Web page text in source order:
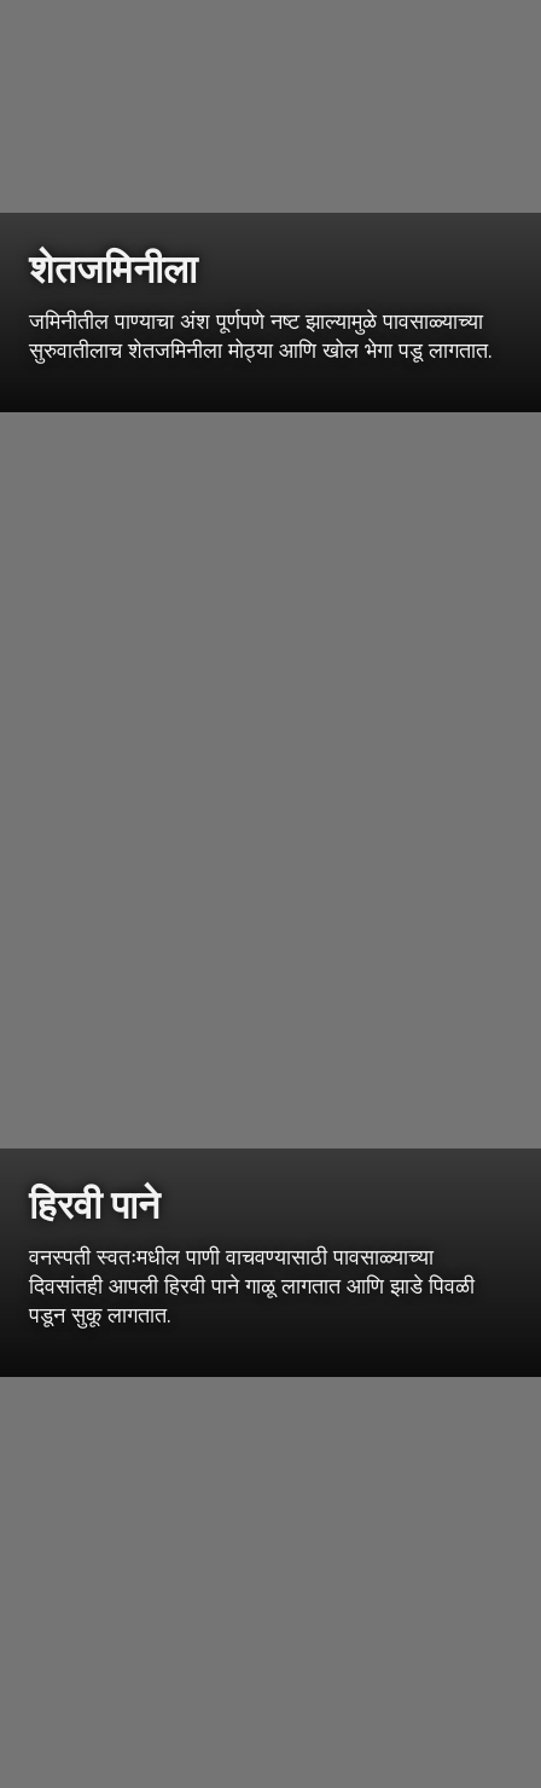
शेतजमिनीला
जमिनीतील पाण्याचा अंश पूर्णपणे नष्ट झाल्यामुळे पावसाळ्याच्या
सुरुवातीलाच शेतजमिनीला मोठ्या आणि खोल भेगा पडू लागतात.
हिरवी पाने
वनस्पती स्वतःमधील पाणी वाचवण्यासाठी पावसाळ्याच्या
दिवसांतही आपली हिरवी पाने गाळू लागतात आणि झाडे पिवळी
पडून सुकू लागतात.